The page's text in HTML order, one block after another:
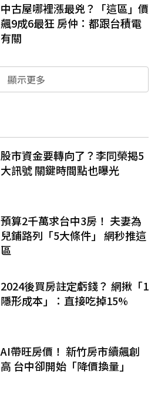
中古屋哪裡漲最兇？「這區」價
飆9成6最狂 房仲：都跟台積電
有關
顯示更多
股市資金要轉向了？李同榮揭5
大訊號 關鍵時間點也曝光
預算2千萬求台中3房！ 夫妻為
兒鋪路列「5大條件」 網秒推這
區
2024後買房註定虧錢？ 網揪「1
隱形成本」：直接吃掉15%
AI帶旺房價！ 新竹房市續飆創
高 台中卻開始「降價換量」